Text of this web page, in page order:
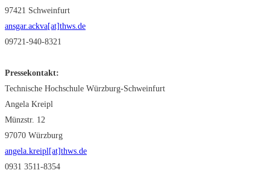
97421 Schweinfurt
ansgar.ackva[at]thws.de
09721-940-8321
Pressekontakt:
Technische Hochschule Würzburg-Schweinfurt
Angela Kreipl
Münzstr. 12
97070 Würzburg
angela.kreipl[at]thws.de
0931 3511-8354